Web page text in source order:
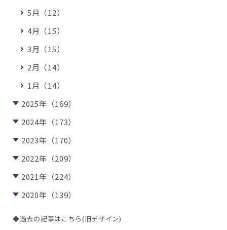
5月（12）
4月（15）
3月（15）
2月（14）
1月（14）
2025年（169）
2024年（173）
2023年（170）
2022年（209）
2021年（224）
2020年（139）
◆過去の記事はこちら(旧デザイン)